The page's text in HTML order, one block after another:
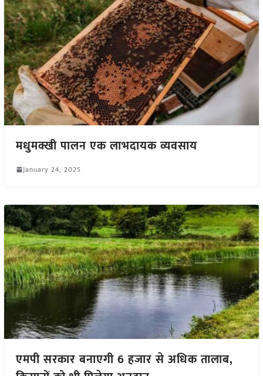
मधुमक्खी पालन एक लाभदायक व्यवसाय
January 24, 2025
एमपी सरकार बनाएगी 6 हजार से अधिक तालाब,